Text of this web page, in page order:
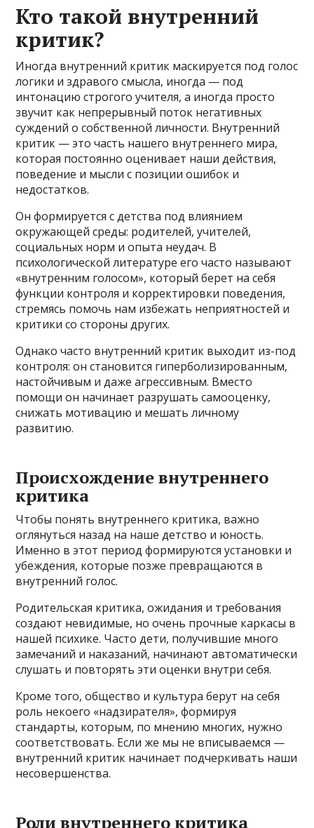
Кто такой внутренний
критик?
Иногда внутренний критик маскируется под голос
логики и здравого смысла, иногда — под
интонацию строгого учителя, а иногда просто
звучит как непрерывный поток негативных
суждений о собственной личности. Внутренний
критик — это часть нашего внутреннего мира,
которая постоянно оценивает наши действия,
поведение и мысли с позиции ошибок и
недостатков.
Он формируется с детства под влиянием
окружающей среды: родителей, учителей,
социальных норм и опыта неудач. В
психологической литературе его часто называют
«внутренним голосом», который берет на себя
функции контроля и корректировки поведения,
стремясь помочь нам избежать неприятностей и
критики со стороны других.
Однако часто внутренний критик выходит из-под
контроля: он становится гиперболизированным,
настойчивым и даже агрессивным. Вместо
помощи он начинает разрушать самооценку,
снижать мотивацию и мешать личному
развитию.
Происхождение внутреннего
критика
Чтобы понять внутреннего критика, важно
оглянуться назад на наше детство и юность.
Именно в этот период формируются установки и
убеждения, которые позже превращаются в
внутренний голос.
Родительская критика, ожидания и требования
создают невидимые, но очень прочные каркасы в
нашей психике. Часто дети, получившие много
замечаний и наказаний, начинают автоматически
слушать и повторять эти оценки внутри себя.
Кроме того, общество и культура берут на себя
роль некоего «надзирателя», формируя
стандарты, которым, по мнению многих, нужно
соответствовать. Если же мы не вписываемся —
внутренний критик начинает подчеркивать наши
несовершенства.
Роли внутреннего критика